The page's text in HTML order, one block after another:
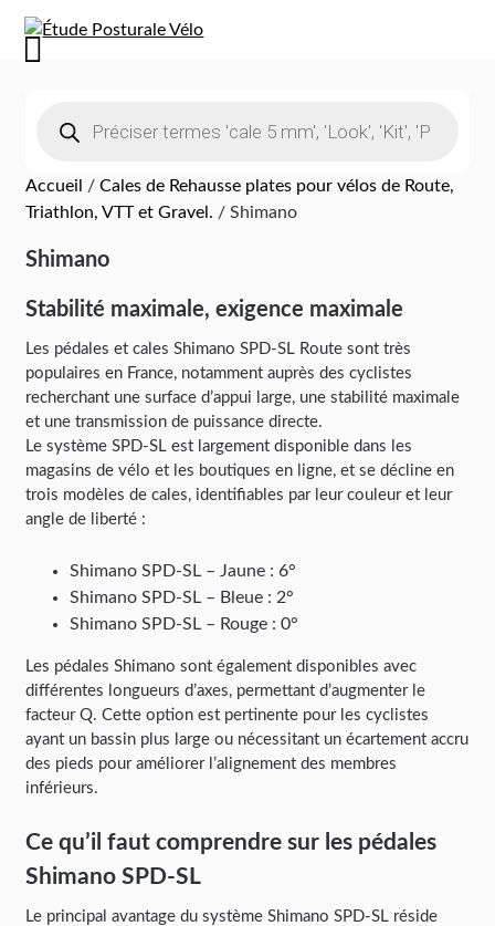
Accueil /Cales de Rehausse plates pour vélos de Route,
Triathlon, VTT et Gravel. / Shimano
Shimano
Stabilité maximale, exigence maximale
Les pédales et cales Shimano SPD-SL Route sont très
populaires en France, notamment auprès des cyclistes
recherchant une surface d’appui large, une stabilité maximale
et une transmission de puissance directe.
Le système SPD-SL est largement disponible dans les
magasins de vélo et les boutiques en ligne, et se décline en
trois modèles de cales, identifiables par leur couleur et leur
angle de liberté :
Shimano SPD-SL – Jaune : 6°
Shimano SPD-SL – Bleue : 2°
Shimano SPD-SL – Rouge : 0°
Les pédales Shimano sont également disponibles avec
différentes longueurs d’axes, permettant d’augmenter le
facteur Q. Cette option est pertinente pour les cyclistes
ayant un bassin plus large ou nécessitant un écartement accru
des pieds pour améliorer l’alignement des membres
inférieurs.
Ce qu’il faut comprendre sur les pédales
Shimano SPD-SL
Le principal avantage du système Shimano SPD-SL réside